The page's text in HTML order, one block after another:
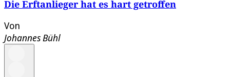
Die Erftanlieger hat es hart getroffen
Von
Johannes Bühl